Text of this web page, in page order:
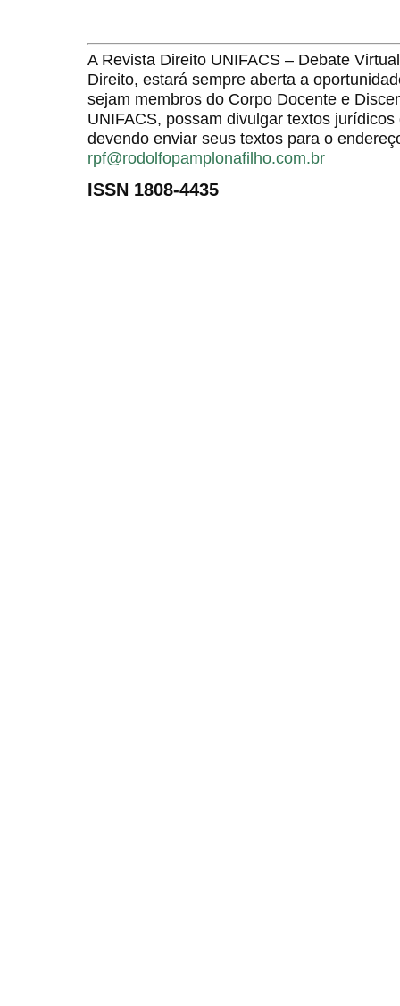
A Revista Direito UNIFACS – Debate
Direito, estará sempre aberta a
sejam membros do Corpo Docente e
UNIFACS, possam divulgar textos
devendo enviar seus textos para o
rpf@rodolfopamplonafilho.com.br
ISSN 1808-4435